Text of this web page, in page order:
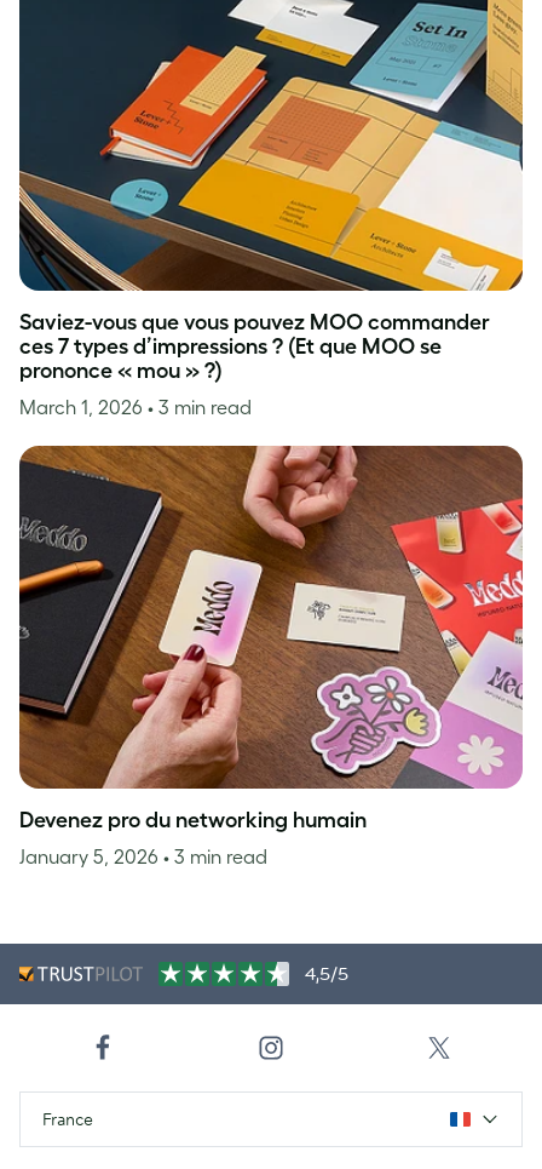
Saviez-vous que vous pouvez MOO commander
ces 7 types d’impressions ? (Et que MOO se
prononce « mou » ?)
March 1, 2026 • 3 min read
Devenez pro du networking humain
January 5, 2026 • 3 min read
4,5/5
France